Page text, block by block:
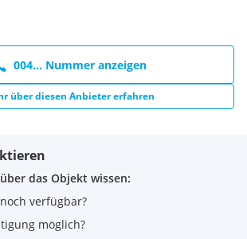
004... Nummer anzeigen
über diesen Anbieter erfahren
das Objekt wissen:
verfügbar?
möglich?